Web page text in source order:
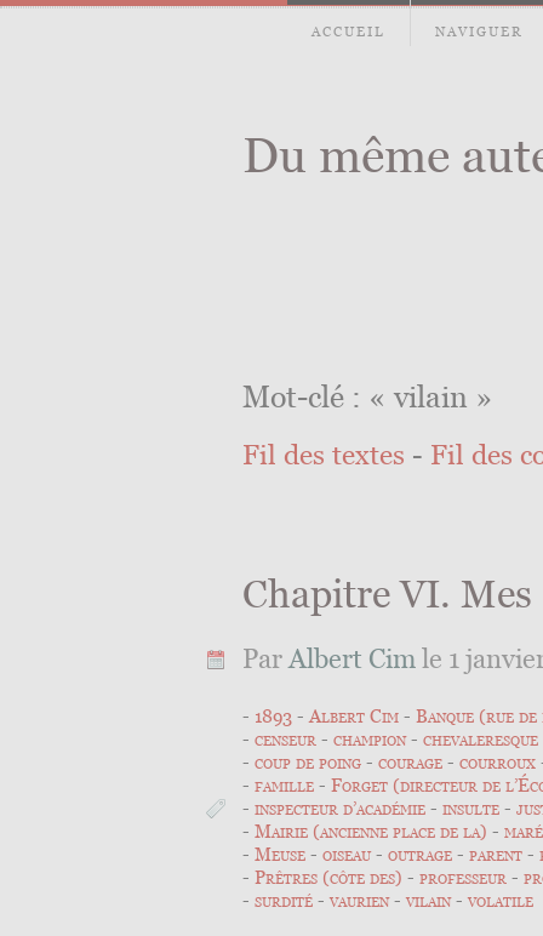
ACCUEIL NAVIGUER
Du même
Mot-clé : « vilain »
Fil des textes - Fil des
Chapitre VI. Mes
ParAlbert Cimle 1
1893 Albert Cim
Banque (rue
censeur
champion
chevaleresque
coup de poing
courage
courroux
famille
Forget (directeur de
inspecteur d’académie
insulte
Mairie (ancienne place de la)
Meuse
oiseau outrage parent
Prêtres (côte des)
professeur
surdité
vaurien vilain volatile